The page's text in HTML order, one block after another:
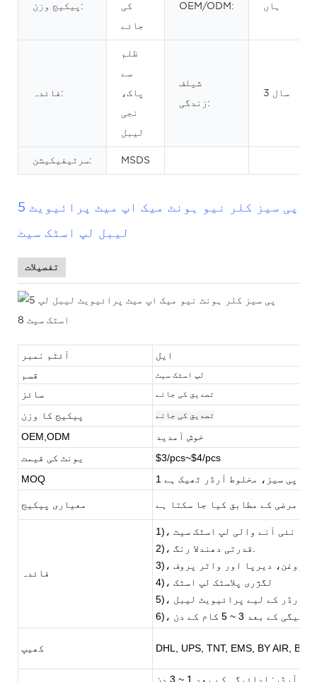
پیکیج وزن: کی
جائے
OEM/ODM: ہاں
فائدہ:
ظلم
سے
پاک،
نجی
لیبل
شیلف
زندگی:
3 سال
سرٹیفیکیشن: MSDS
5 پی سیز کلر نیو ہونٹ میک اپ میٹ پرائیویٹ
لیبل لپ اسٹک سیٹ
تفصیلات
آئٹم نمبر
ایل
قسم
لپ اسٹک سیٹ
سائز تصدیق کی جائے
پیکیج کا وزن تصدیق کی جائے
OEM,ODM
خوش آمدید
یونٹ کی قیمت
$3/pcs~$4/pcs
MOQ
1 پی سیز، مخلوط آرڈر ٹھیک ہے
معیاری پیکیج مرضی کے مطابق کیا جا سکتا ہے
فائدہ
1)، نئی آنے والی لپ اسٹک سیٹ
اعلی روغن، دیرپا اور واٹر پروف
4)، لگژری پلاسٹک لپ اسٹک
آرڈر کے لیے پرائیویٹ لیبل
کے بعد 3 ~ 5 کام کے دن
کھیپ DHL, UPS, TNT, EMS, BY AIR, BY
آرڈر: ادائیگی کے بعد 1 ~ 3 دن